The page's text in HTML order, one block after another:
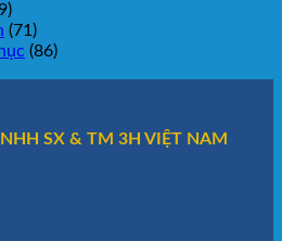
(71)
(86)
SX & TM 3H VIỆT NAM